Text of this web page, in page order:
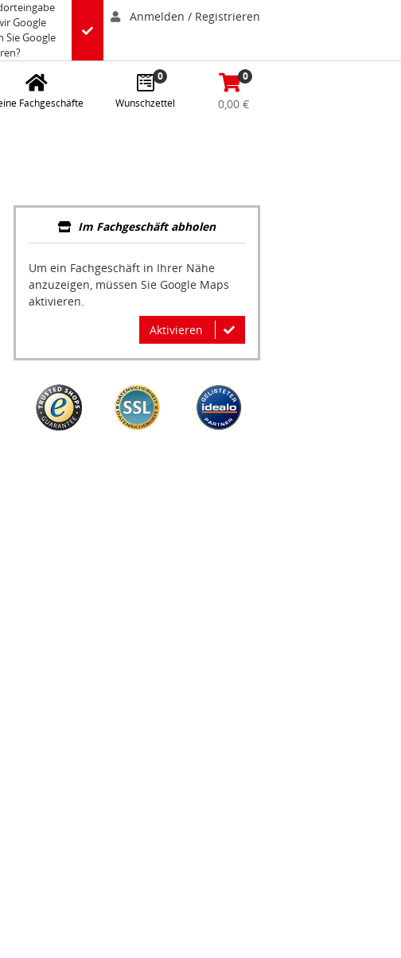
Google
Sie Google
Anmelden / Registrieren
Fachgeschäfte
0
Wunschzettel
0
0,00 €
Im Fachgeschäft abholen
Um ein Fachgeschäft in Ihrer Nähe
anzuzeigen, müssen Sie Google Maps
aktivieren.
Aktivieren